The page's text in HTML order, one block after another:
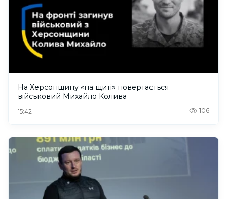
На Херсонщину «на щиті» повертається
військовий Михайло Колива
15:42 106